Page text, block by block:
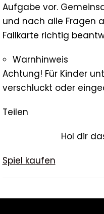
Aufgabe vor.
und nach alle Fragen
Fallkarte richtig
Warnhinweis
Achtung! Für Kinder
verschluckt oder
Teilen
Hol dir
Spiel kaufen